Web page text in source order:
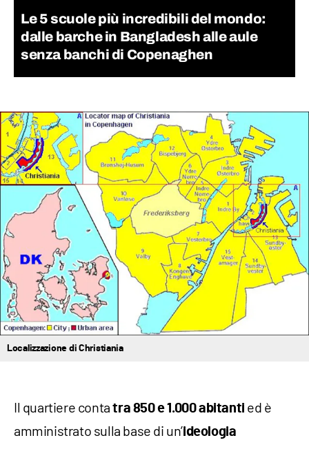
Le 5 scuole più incredibili del mondo:
dalle barche in Bangladesh alle aule
senza banchi di Copenaghen
Localizzazione di Christiania
Il quartiere contatra 850 e 1.000 abitanti ed è
amministrato sulla base di un’ideologia